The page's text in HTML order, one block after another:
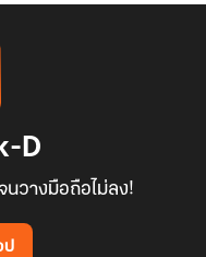
D
วางมือถือไม่ลง!
ป